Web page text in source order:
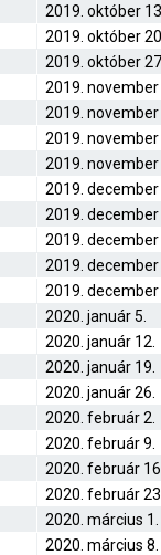
2019. október
2019. október
2019. október
2019. november
2019. november
2019. november
2019. november
2019. december
2019. december
2019. december
2019. december
2019. december
2020. január 5.
2020. január 12.
2020. január 19.
2020. január 26.
2020. február 2.
2020. február 9.
2020. február
2020. február
2020. március 1.
2020. március 8.